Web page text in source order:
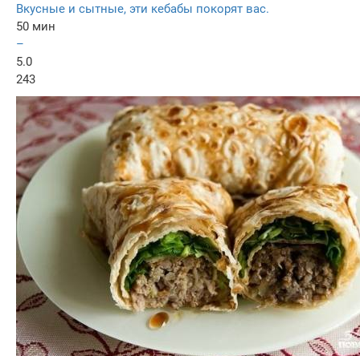
Вкусные и сытные, эти кебабы покорят вас.
50 мин
–
5.0
243